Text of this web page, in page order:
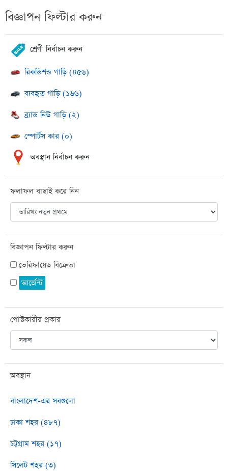
বিজ্ঞাপন ফিল্টার করুন
শ্রেণী নির্বাচন করুন
রিকন্ডিশন্ড গাড়ি (৪৫৬)
ব্যবহৃত গাড়ি (১৬৬)
ব্র্যান্ড নিউ গাড়ি (২)
স্পোর্টস কার (০)
অবস্থান নির্বাচন করুন
ফলাফল বাছাই করে নিন
বিজ্ঞাপন ফিল্টার করুন
ভেরিফায়েড বিক্রেতা
আর্জেন্ট
পোস্টকারীর প্রকার
অবস্থান
বাংলাদেশ-এর সবগুলো
ঢাকা শহর (৪৮৭)
চট্টগ্রাম শহর (১৭)
সিলেট শহর (৩)